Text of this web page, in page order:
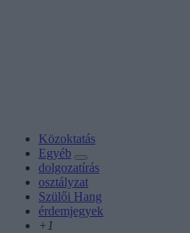
Közoktatás
Egyéb
dolgozatírás
osztályzat
Szülői Hang
érdemjegyek
+1